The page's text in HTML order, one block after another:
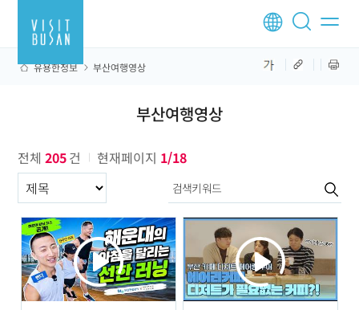
유용한정보 부산여행영상
부산여행영상
전체205건 현재페이지 1/18
구분항목